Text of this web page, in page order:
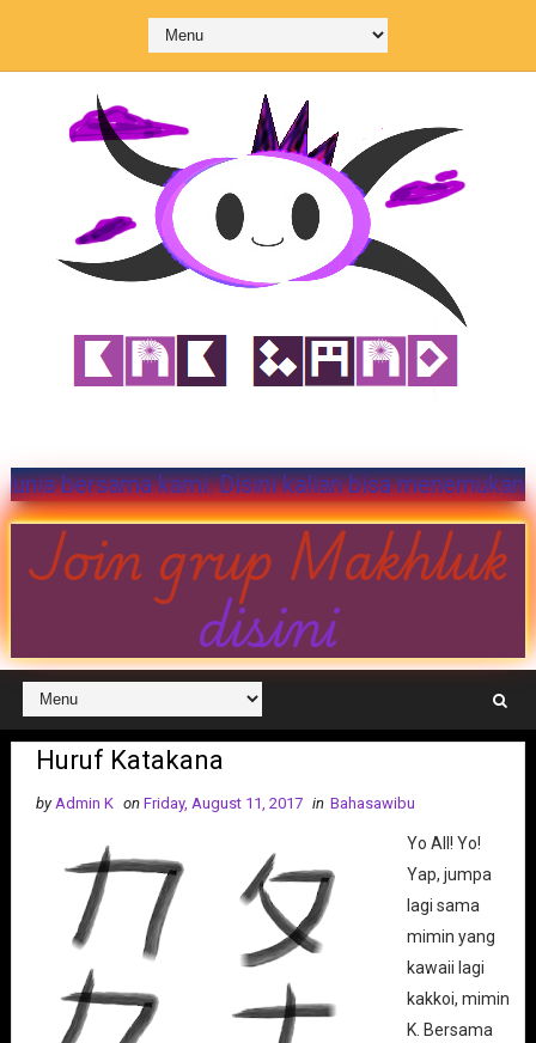
di KnK Land. Mari menguasai dunia bersama
Join grup Makhluk
disini
Huruf Katakana
by Admin K on Friday, August 11, 2017 in Bahasawibu
Yo All! Yo!
Yap, jumpa
lagi sama
mimin yang
kawaii lagi
kakkoi, mimin
K. Bersama